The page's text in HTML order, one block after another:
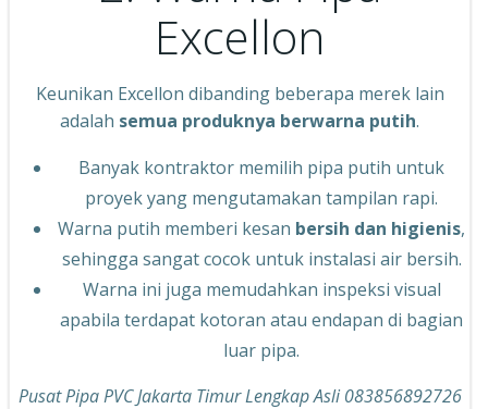
Excellon
Keunikan Excellon dibanding beberapa merek lain
adalah semua produknya berwarna putih.
Banyak kontraktor memilih pipa putih untuk
proyek yang mengutamakan tampilan rapi.
Warna putih memberi kesan bersih dan higienis,
sehingga sangat cocok untuk instalasi air bersih.
Warna ini juga memudahkan inspeksi visual
apabila terdapat kotoran atau endapan di bagian
luar pipa.
Pusat Pipa PVC Jakarta Timur Lengkap Asli 083856892726